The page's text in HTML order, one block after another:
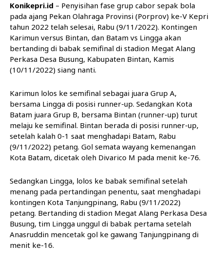
Konikepri.id – Penyisihan fase grup cabor sepak bola
pada ajang Pekan Olahraga Provinsi (Porprov) ke-V Kepri
tahun 2022 telah selesai, Rabu (9/11/2022). Kontingen
Karimun versus Bintan, dan Batam vs Lingga akan
bertanding di babak semifinal di stadion Megat Alang
Perkasa Desa Busung, Kabupaten Bintan, Kamis
(10/11/2022) siang nanti.
Karimun lolos ke semifinal sebagai juara Grup A,
bersama Lingga di posisi runner-up. Sedangkan Kota
Batam juara Grup B, bersama Bintan (runner-up) turut
melaju ke semifinal. Bintan berada di posisi runner-up,
setelah kalah 0-1 saat menghadapi Batam, Rabu
(9/11/2022) petang. Gol semata wayang kemenangan
Kota Batam, dicetak oleh Divarico M pada menit ke-76.
Sedangkan Lingga, lolos ke babak semifinal setelah
menang pada pertandingan penentu, saat menghadapi
kontingen Kota Tanjungpinang, Rabu (9/11/2022)
petang. Bertanding di stadion Megat Alang Perkasa Desa
Busung, tim Lingga unggul di babak pertama setelah
Anasruddin mencetak gol ke gawang Tanjungpinang di
menit ke-16.